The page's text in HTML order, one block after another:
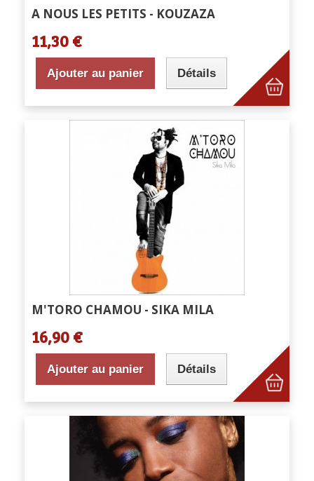
A NOUS LES PETITS - KOUZAZA
11,30 €
Ajouter au panier Détails
M'TORO CHAMOU - SIKA MILA
16,90 €
Ajouter au panier Détails